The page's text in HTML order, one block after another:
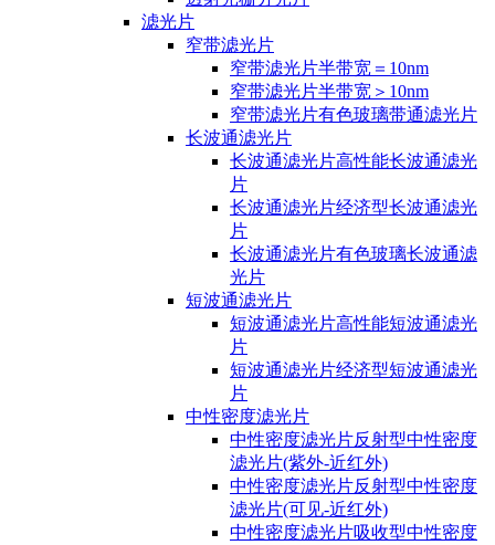
滤光片
窄带滤光片
窄带滤光片半带宽＝10nm
窄带滤光片半带宽＞10nm
窄带滤光片有色玻璃带通滤光片
长波通滤光片
长波通滤光片高性能长波通滤光
片
长波通滤光片经济型长波通滤光
片
长波通滤光片有色玻璃长波通滤
光片
短波通滤光片
短波通滤光片高性能短波通滤光
片
短波通滤光片经济型短波通滤光
片
中性密度滤光片
中性密度滤光片反射型中性密度
滤光片(紫外-近红外)
中性密度滤光片反射型中性密度
滤光片(可见-近红外)
中性密度滤光片吸收型中性密度